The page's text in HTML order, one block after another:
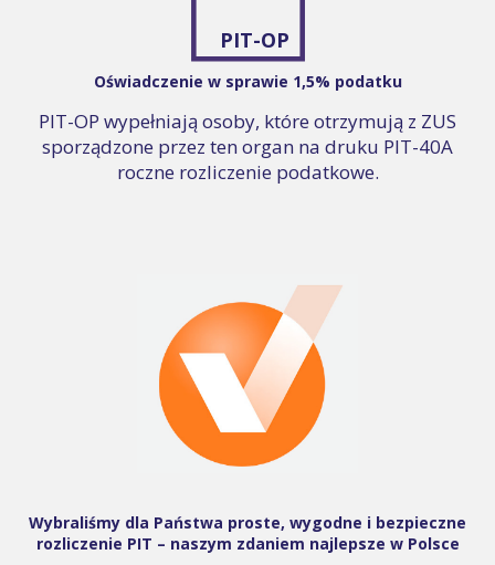
PIT-OP
Oświadczenie w sprawie 1,5% podatku
PIT-OP wypełniają osoby, które otrzymują z ZUS
sporządzone przez ten organ na druku PIT-40A
roczne rozliczenie podatkowe.
Wybraliśmy dla Państwa proste, wygodne i bezpieczne
rozliczenie PIT – naszym zdaniem najlepsze w Polsce